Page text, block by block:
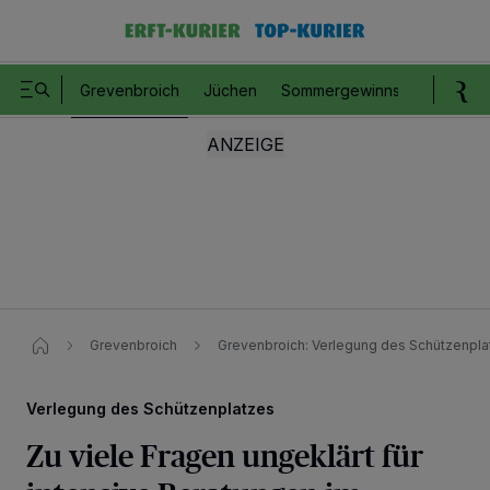
Grevenbroich Jüchen Sommergewinnspiel
Grevenbroich Grevenbroich: Verlegung des
Verlegung des Schützenplatzes
Zu viele Fragen ungeklärt für